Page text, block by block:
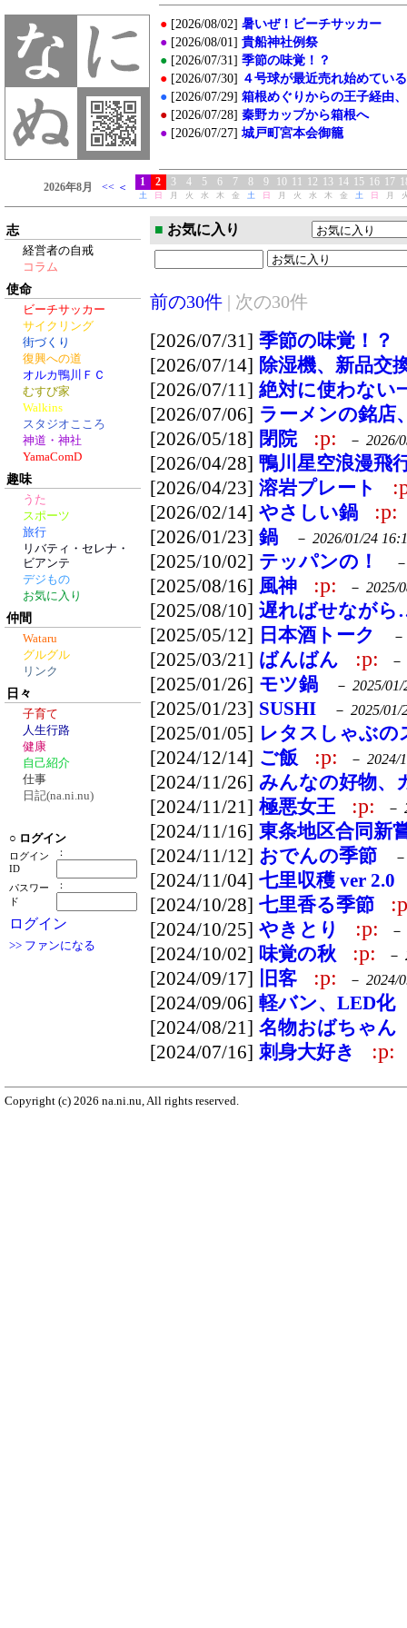
志
経営者の自戒
コラム
使命
ビーチサッカー
サイクリング
街づくり
復興への道
オルカ鴨川ＦＣ
むすび家
Walkins
スタジオこころ
神道・神社
YamaComD
趣味
うた
スポーツ
旅行
リバティ・セレナ・
ビアンテ
デジもの
お気に入り
仲間
Wataru
グルグル
リンク
日々
子育て
人生行路
健康
自己紹介
仕事
日記(na.ni.nu)
○ ログイン
ログイン
ID
：
パスワー
ド
：
ログイン
>> ファンになる
■ お気に入り
前の30件 次の30件
[2026/07/31] 季節の味覚！？
[2026/07/14] 除湿機、新品交
[2026/07/11] 絶対に使わない
[2026/07/06] ラーメンの銘店
[2026/05/18] 閉院 :p: － 2026/
[2026/04/28] 鴨川星空浪漫飛
[2026/04/23] 溶岩プレート
[2026/02/14] やさしい鍋 :p:
[2026/01/23] 鍋 － 2026/01/24
[2025/10/02] テッパンの！
[2025/08/16] 風神 :p: － 2025/
[2025/08/10] 遅ればせながら
[2025/05/12] 日本酒トーク
[2025/03/21] ばんばん :p: －
[2025/01/26] モツ鍋 － 2025/
[2025/01/23] SUSHI － 2025/01/
[2025/01/05] レタスしゃぶの
[2024/12/14] ご飯 :p: － 2024/
[2024/11/26] みんなの好物、
[2024/11/21] 極悪女王 :p: －
[2024/11/16] 東条地区合同新
[2024/11/12] おでんの季節
[2024/11/04] 七里収穫 ver 2.0
[2024/10/28] 七里香る季節
[2024/10/25] やきとり :p: －
[2024/10/02] 味覚の秋 :p: －
[2024/09/17] 旧客 :p: － 2024/
[2024/09/06] 軽バン、LED化
[2024/08/21] 名物おばちゃん
[2024/07/16] 刺身大好き :p:
Copyright (c) 2026 na.ni.nu, All rights reserved.